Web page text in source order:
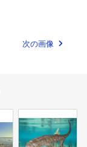
次の画像